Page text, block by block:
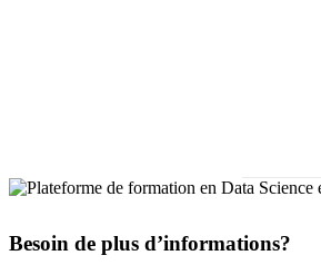
Besoin de plus d’informations?